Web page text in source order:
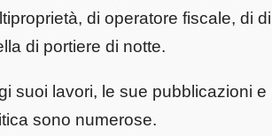
di operatore fiscale, di
di portiere di notte.
suoi lavori, le sue pubblicazioni
sono numerose.